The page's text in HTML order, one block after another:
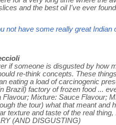
and the best oil I've ever
not have some really great Indian
if someone is disgusted by how
re-think concepts. These
eating a load of carcinogenic
Brazil) factory of frozen food ...
Mixture: Sauce Flavour;
the tour) what that meant and
texture and taste of the real
(AND DISGUSTING)